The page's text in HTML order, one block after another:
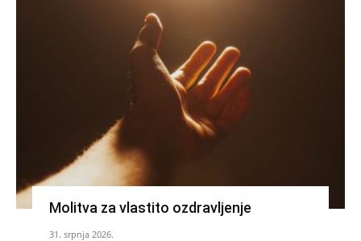
Molitva za vlastito ozdravljenje
31. srpnja 2026.